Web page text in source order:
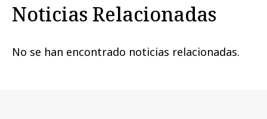
Noticias Relacionadas
No se han encontrado noticias relacionadas.